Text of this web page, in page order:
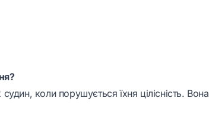
коли порушується їхня цілісність. Вона